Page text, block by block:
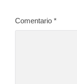
Comentario*